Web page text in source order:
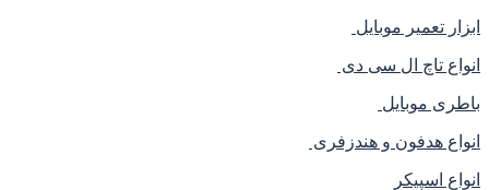
ابزار تعمیر موبایل
انواع تاچ ال سی دی
باطری موبایل
انواع هدفون و هندزفری
انواع اسپیکر